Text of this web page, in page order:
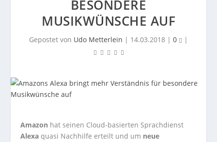
BESONDERE
MUSIKWÜNSCHE AUF
Gepostet von Udo Metterlein | 14.03.2018 | 0 |
Amazon hat seinen Cloud-basierten Sprachdienst
Alexa quasi Nachhilfe erteilt und um neue